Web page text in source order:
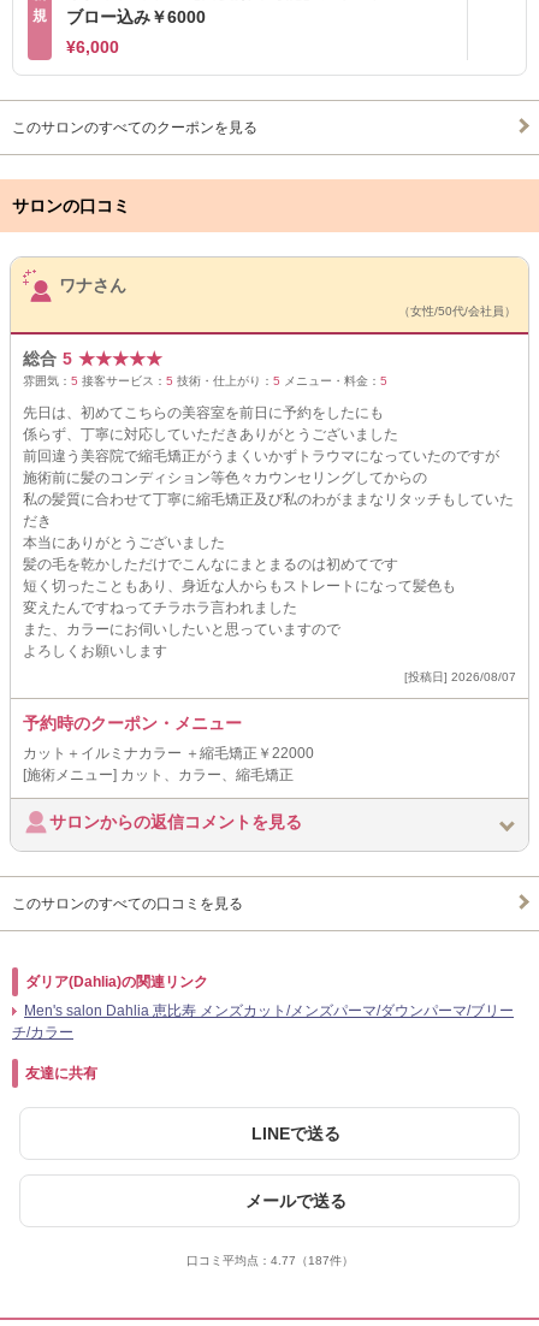
規
ブロー込み￥6000
¥6,000
このサロンのすべてのクーポンを見る
サロンの口コミ
サロンPick Up
ワナさん
（女性/50代/会社員）
総合 5 ★★★★★
雰囲気： 5 接客サービス： 5 技術・仕上がり： 5 メニュー・料金： 5
先日は、初めてこちらの美容室を前日に予約をしたにも
係らず、丁寧に対応していただきありがとうございました
前回違う美容院で縮毛矯正がうまくいかずトラウマになっていたのですが
施術前に髪のコンディション等色々カウンセリングしてからの
私の髪質に合わせて丁寧に縮毛矯正及び私のわがままなリタッチもしていた
だき
本当にありがとうございました
髪の毛を乾かしただけでこんなにまとまるのは初めてです
短く切ったこともあり、身近な人からもストレートになって髪色も
変えたんですねってチラホラ言われました
また、カラーにお伺いしたいと思っていますので
よろしくお願いします
[投稿日] 2026/08/07
予約時のクーポン・メニュー
カット＋イルミナカラー ＋縮毛矯正￥22000
[施術メニュー] カット、カラー、縮毛矯正
サロンからの返信コメントを見る
このサロンのすべての口コミを見る
ダリア(Dahlia)の関連リンク
Men's salon Dahlia 恵比寿 メンズカット/メンズパーマ/ダウンパーマ/ブリー
チ/カラー
友達に共有
LINEで送る
メールで送る
口コミ平均点： 4.77 （187件）